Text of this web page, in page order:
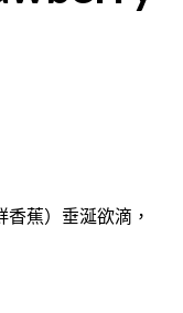
蕉）垂涎欲滴，